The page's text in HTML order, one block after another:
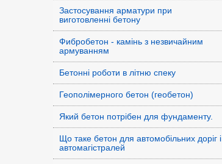
Застосування арматури при
виготовленні бетону
Фибробетон - камінь з незвичайним
армуванням
Бетонні роботи в літню спеку
Геополімерного бетон (геобетон)
Який бетон потрібен для фундаменту.
Що таке бетон для автомобільних доріг і
автомагістралей